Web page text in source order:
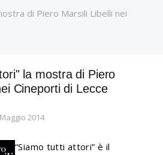
di Piero Marsili Libelli nei
la mostra di Piero
Cineporti di Lecce
2014
“Siamo tutti attori” è il